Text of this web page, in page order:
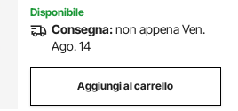
Disponibile
Consegna:non appena Ven.
Ago. 14
Aggiungi al carrello